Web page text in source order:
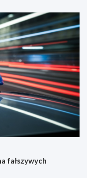
fałszywych